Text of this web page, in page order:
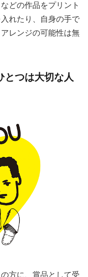
どの作品をプリント
れたり、自身の手で
レンジの可能性は無
とつは大切な人